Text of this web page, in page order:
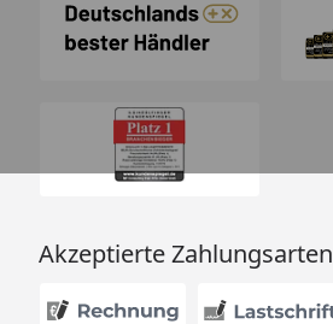
Akzeptierte Zahlungsarten